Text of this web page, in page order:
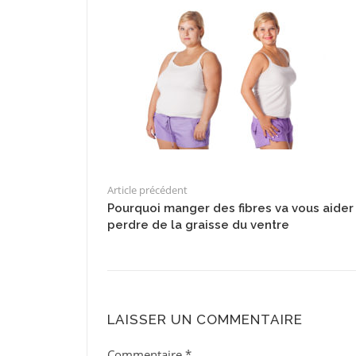
Article précédent
Pourquoi manger des fibres va vous aider
perdre de la graisse du ventre
LAISSER UN COMMENTAIRE